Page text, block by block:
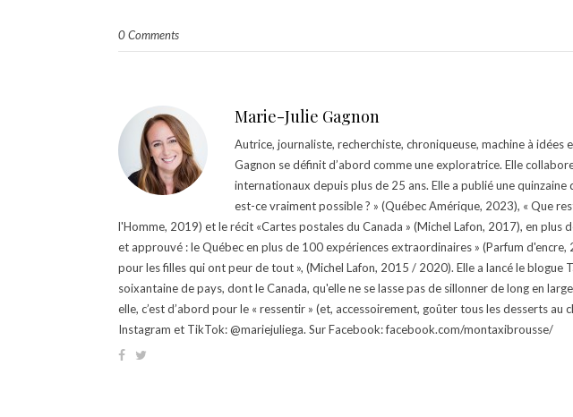
0 Comments
Marie-Julie Gagnon
Autrice, journaliste, recherchiste, chroniqueuse, machine à idées
Gagnon se définit d’abord comme une exploratrice. Elle
internationaux depuis plus de 25 ans. Elle a publié une quinzaine
est-ce vraiment possible ? » (Québec Amérique, 2023), « Que
l'Homme, 2019) et le récit «Cartes postales du Canada » (Michel Lafon, 2017), en plus
et approuvé : le Québec en plus de 100 expériences extraordinaires » (Parfum
pour les filles qui ont peur de tout », (Michel Lafon, 2015 / 2020). Elle a lancé le blogue
soixantaine de pays, dont le Canada, qu'elle ne se lasse pas de sillonner de long en
elle, c’est d’abord pour le « ressentir » (et, accessoirement, goûter tous les desserts
Instagram et TikTok: @mariejuliega. Sur Facebook: facebook.com/montaxibrousse/